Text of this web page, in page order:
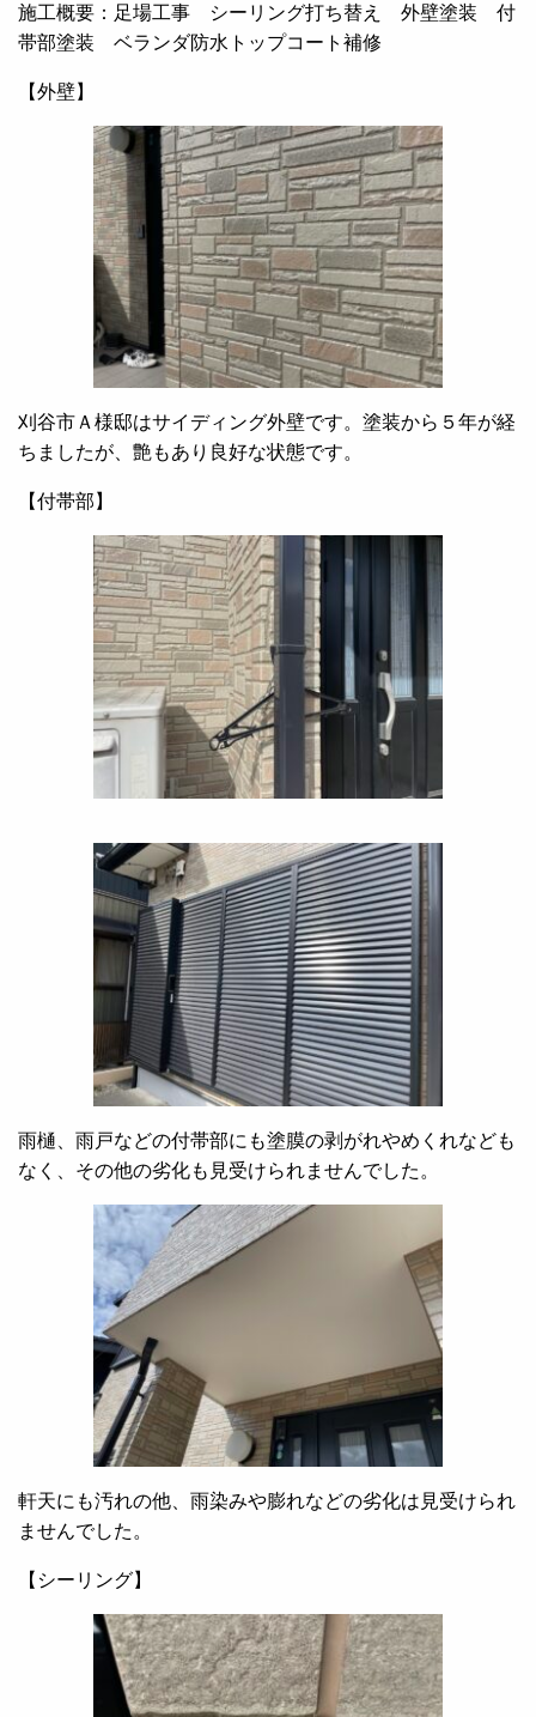
施工概要：足場工事 シーリング打ち替え 外壁塗装 付
帯部塗装 ベランダ防水トップコート補修
【外壁】
刈谷市Ａ様邸はサイディング外壁です。塗装から５年が経
ちましたが、艶もあり良好な状態です。
【付帯部】
雨樋、雨戸などの付帯部にも塗膜の剥がれやめくれなども
なく、その他の劣化も見受けられませんでした。
軒天にも汚れの他、雨染みや膨れなどの劣化は見受けられ
ませんでした。
【シーリング】